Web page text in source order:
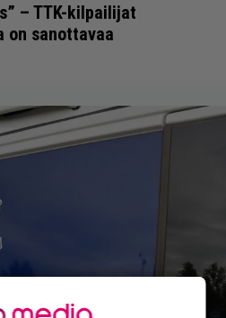
– TTK-kilpailijat
sanottavaa